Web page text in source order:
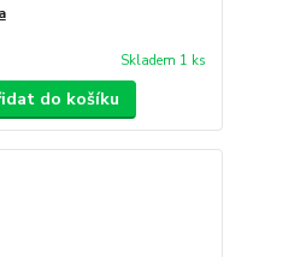
Skladem 1 ks
do košíku